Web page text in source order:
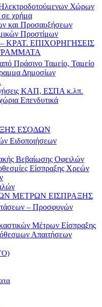
Χώρων
σε χρήμα
και Προσαυξήσεων
Προστίμων
ΚΡΑΤ. ΕΠΙΧΟΡΗΓΗΣΕΙΣ
Πράσινο Ταμείο, Ταμείο
Δημοσίων
ΚΑΠ, ΕΣΠΑ κ.λπ.
Επενδυτικά
ΕΣΟΔΩΝ
Ειδοποιήσεων
Βεβαίωσης Οφειλών
Είσπραξης Χρεών
ΜΕΤΡΩΝ ΕΙΣΠΡΑΞΗΣ
– Προσφυγών
Μέτρων Είσπραξης
Απαιτήσεων